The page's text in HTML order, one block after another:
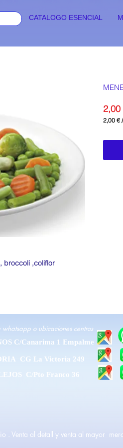
CATALOGO ESENCIAL
broccoli ,coliflor
2,00
2,00 € /
1
C/Canarima 1 Empalme
CG La Victoria 249
C/Pto Franco 36
whatsapp o ubicaciones centros
. Venta al detall y venta al mayor